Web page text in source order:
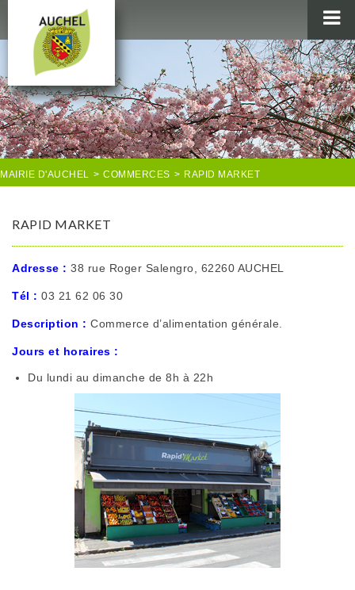
MAIRIE
AU QUOTIDIEN
AGENDA & LOISIRS
AUCHEL EN IMAGES
MAIRIE D'AUCHEL > COMMERCES > RAPID MARKET
RAPID MARKET
Adresse : 38 rue Roger Salengro, 62260 AUCHEL
Tél : 03 21 62 06 30
Description : Commerce d’alimentation générale.
Jours et horaires :
Du lundi au dimanche de 8h à 22h